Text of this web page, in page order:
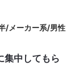
/メーカー系/男性
集中してもら